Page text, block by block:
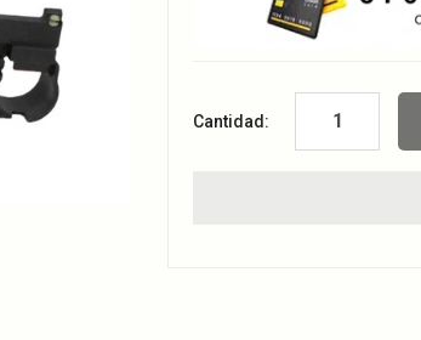
Cantidad: